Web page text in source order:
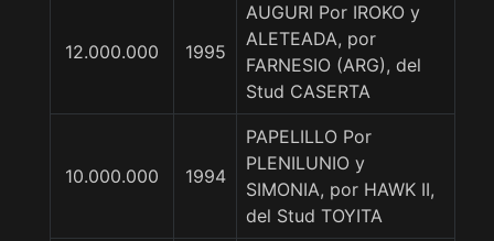
12.000.000 1995
AUGURI Por IROKO y
ALETEADA, por
FARNESIO (ARG), del
Stud CASERTA
10.000.000 1994
PAPELILLO Por
PLENILUNIO y
SIMONIA, por HAWK II,
del Stud TOYITA